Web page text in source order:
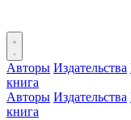
Авторы Издательства
книга
Авторы Издательства
книга